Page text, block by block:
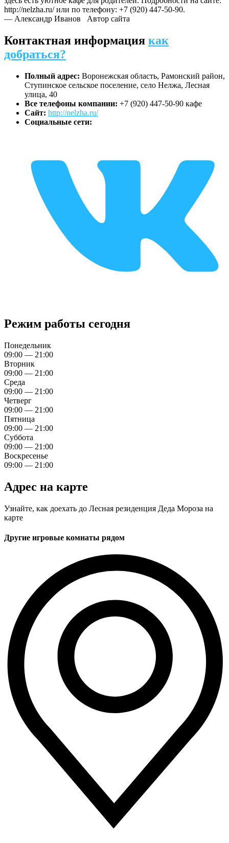
http://nelzha.ru/ или по телефону: +7 (920) 447-50-90.
— Александр Иванов Автор сайта
Контактная информация как
добраться?
Полный адрес: Воронежская область, Рамонский район,
Ступинское сельское поселение, село Нелжа, Лесная
улица, 40
Все телефоны компании: +7 (920) 447-50-90 кафе
Сайт: http://nelzha.ru/
Социальные сети:
Режим работы сегодня
Понедельник
09:00 — 21:00
Вторник
09:00 — 21:00
Среда
09:00 — 21:00
Четверг
09:00 — 21:00
Пятница
09:00 — 21:00
Суббота
09:00 — 21:00
Воскресенье
09:00 — 21:00
Адрес на карте
Узнайте, как доехать до Лесная резиденция Деда Мороза на
карте
Другие игровые комнаты рядом